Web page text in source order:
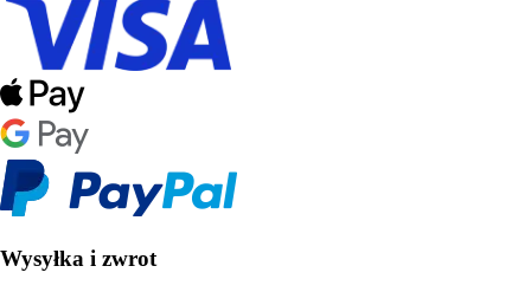
Wysyłka i zwrot